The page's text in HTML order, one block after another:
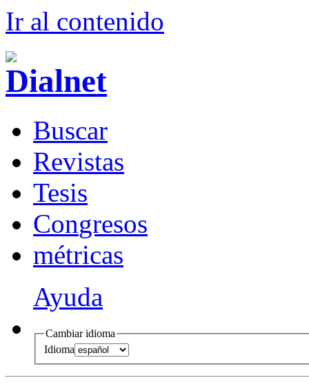
Ir al contenido
Buscar
Revistas
Tesis
Congresos
métricas
Ayuda
Cambiar idioma
Idioma